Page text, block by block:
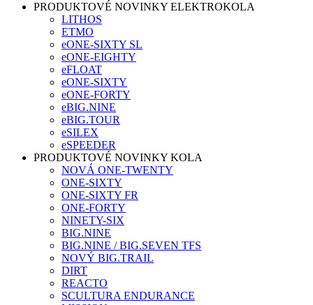
PRODUKTOVÉ NOVINKY ELEKTROKOLA
LITHOS
ETMO
eONE-SIXTY SL
eONE-EIGHTY
eFLOAT
eONE-SIXTY
eONE-FORTY
eBIG.NINE
eBIG.TOUR
eSILEX
eSPEEDER
PRODUKTOVÉ NOVINKY KOLA
NOVÁ ONE-TWENTY
ONE-SIXTY
ONE-SIXTY FR
ONE-FORTY
NINETY-SIX
BIG.NINE
BIG.NINE / BIG.SEVEN TFS
NOVÝ BIG.TRAIL
DIRT
REACTO
SCULTURA ENDURANCE